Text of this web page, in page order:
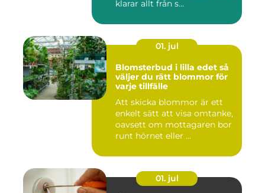
klarar allt från s...
01. jul
Blomsterbud i lilla edet så
väljer du rätt blommor för
varje tillfälle
Att skicka blommor är ett
enkelt sätt att visa omtanke,
oavsett om mottagaren bor
runt hörnet eller ...
01. jul